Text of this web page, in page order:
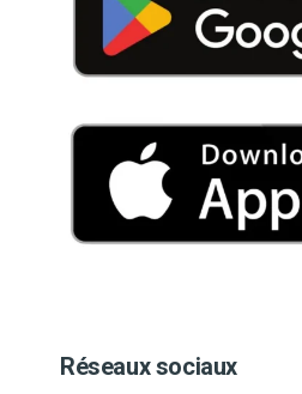
Réseaux sociaux